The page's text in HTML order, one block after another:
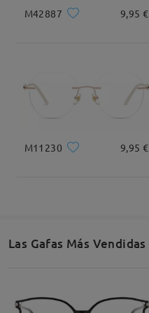
M42887 9,95 €
M11230 9,95 €
Las Gafas Más Vendidas